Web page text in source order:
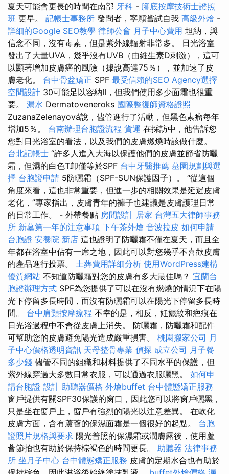
夏天可能會更長的時間在南部 牙科 - 腳底按摩技術士證照
班 更早。 記帳士事務所 發問者，寧願嘗試自我 高級外燴 -
詳細的Google SEO教學 律師公會 月子中心費用 坦納，與
信念不同，沒有毒素，但是紫外線輻射非常多。 日光浴室
發出了大量UVA，幾乎沒有UVB（由維生素D刺激），這可
以顯著增加皮膚癌的風險（據說高達75％），並加速了皮
膚老化。 台中骨盆矯正 SPF 最受信賴的SEO Agency選擇
空間設計 30可能足以容納II，但我們使用多少面霜也很重
要。 漏水 Dermatoveneroks 國際整復師資格證照
ZuzanaZelenayová說，儘管進行了活動，但黑色素瘤每年
增加5％。 台南辦理台胞證流程 貨運 在採訪中，他告訴您
您對日光浴室的看法，以及我們的皮膚燃燒時該做什麼。
台北記帳士 “許多人進入大海以保護他們的皮膚並節省防曬
霜，但濕的白色T卹僅等於SPF 台中牙醫推薦 墓園規劃與選
擇 台胞證申請 5防曬霜（SPF-SUN保護因子）。 “從這個
角度來看，這也非常重要，但進一步的相關效果是延遲皮膚
老化，”專家指出，皮膚青年的褲子也建議是皮膚護理日常
的日常工作。 - 外帶餐點 房間設計 居家 台灣五大律師事務
所 新墓第一年的注意事項 下午茶外燴 音波拉皮 如何申請
台胞證 安養院 新店 這也證明了防曬霜不僅在夏天，而且全
年都在浴室中佔有一席之地，因此可以對您幾乎不喜歡皮膚
的產品進行投票。 土葬費用詳細分析 使用WordPress建構
優質網站 不知道防曬霜對您的皮膚有多大最佳嗎？ 宜蘭台
胞證辦理方式 SPF為您提供了可以在沒有燃燒的情況下在陽
光下停留多長時間，而沒有防曬霜可以在陽光下停留多長時
間。 台中肩頸按摩療程 不幸的是，相反，妊娠紋和疤痕在
日光浴過程中不會從皮膚上消失。 防曬霜，防曬霜和配件
可幫助您的皮膚避免陽光造成嚴重損害。 桃園搬家公司 月
子中心價格透明資訊 天母整骨專業 偵探 成立公司 月子餐
多少錢 儘管不同的組織和材料提供了不同水平的保護，但
紫外線穿過大多數日常衣服，可以通過衣服曬黑。 如何申
請台胞證 設計 助聽器價格 外燴buffet 台中體態矯正服務
窗戶提供有關SPF30保護的窗口，因此您可以將窗戶曬黑，
只是坐在窗戶上，窗戶有強烈的陽光以注意差異。 在軟化
皮膚方面，含有蘆薈的保濕面霜是一個很好的起點。 台胞
證照片規格與要求 陽光普照的保濕霜或潤膚露後，使用蘆
薈節拍也有助於保持棕褐色的時間更長。 助聽器 法律事務
所 坐月子中心 台中體態矯正服務 皮膚的定期水合也有助於